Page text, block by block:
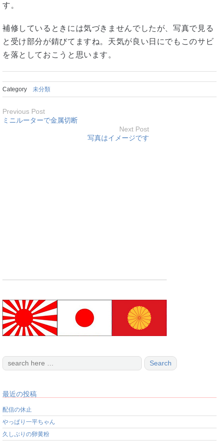
す。
補修しているときには気づきませんでしたが、写真で見る
と受け部分が錆びてますね。天気が良い日にでもこのサビ
を落としておこうと思います。
Category 未分類
Previous Post
ミニルーターで金属切断
Next Post
写真はイメージです
最近の投稿
配信の休止
やっぱり一平ちゃん
久しぶりの卵黄粉